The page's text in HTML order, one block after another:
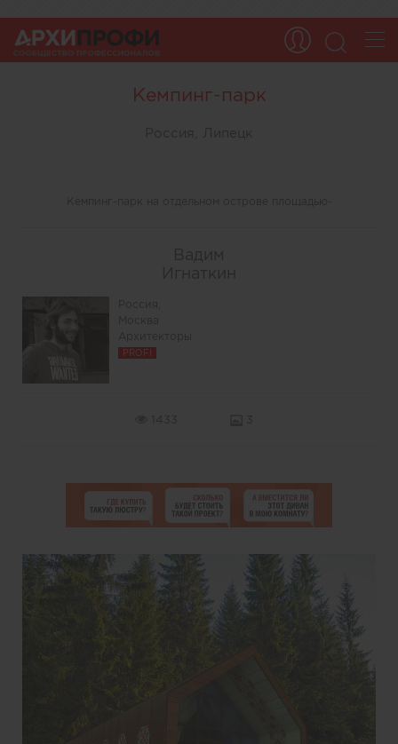
Кемпинг-парк
PROFI